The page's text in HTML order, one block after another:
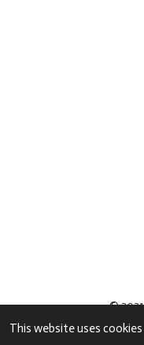
This website uses
©